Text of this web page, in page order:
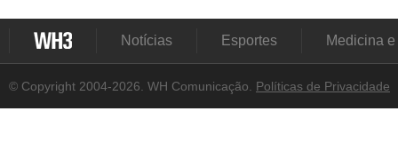
Notícias Esportes Medicina
© Copyright 2004-2026. WH Comunicação. Políticas de Privacidade